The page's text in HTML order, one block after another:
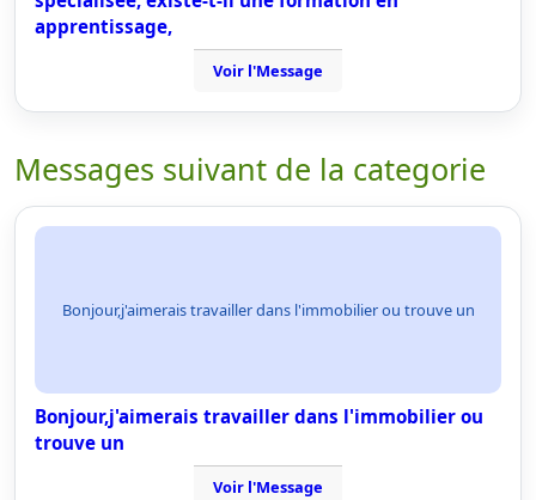
apprentissage,
Voir l'Message
Messages suivant de la categorie
Bonjour,j'aimerais travailler dans l'immobilier ou trouve un
Bonjour,j'aimerais travailler dans l'immobilier ou
trouve un
Voir l'Message